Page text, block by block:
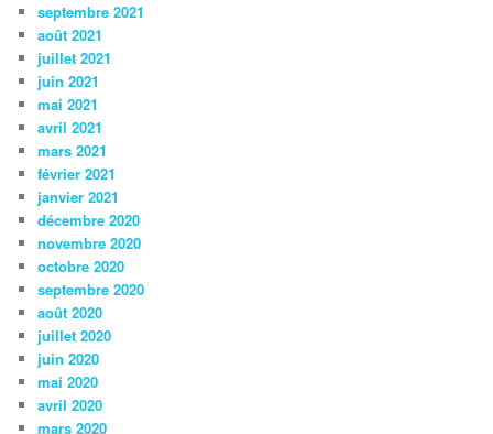
septembre 2021
août 2021
juillet 2021
juin 2021
mai 2021
avril 2021
mars 2021
février 2021
janvier 2021
décembre 2020
novembre 2020
octobre 2020
septembre 2020
août 2020
juillet 2020
juin 2020
mai 2020
avril 2020
mars 2020